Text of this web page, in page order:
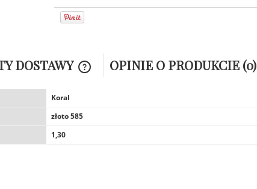
DOSTAWY OPINIE O PRODUKCIE (0)
Koral
złoto 585
1,30